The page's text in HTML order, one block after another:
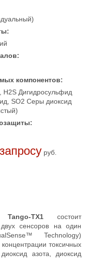
компонентов:
H2S Дигидросульфид
SO2 Серы диоксид
руб.
TX1 состоит
сенсоров на один
Technology)
токсичных
азота, диоксид